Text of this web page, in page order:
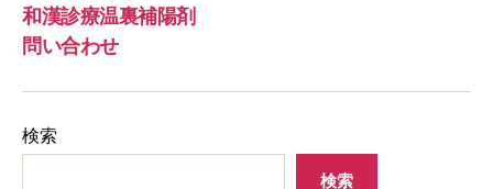
和漢診療温裏補陽剤
問い合わせ
検索
検索